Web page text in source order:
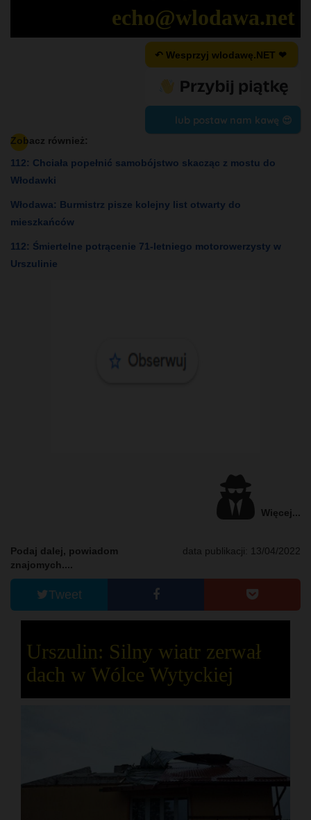
echo@wlodawa.net
↶ Wesprzyj wlodawę.NET ❤
lub postaw nam kawę 😍
Zobacz również:
112: Chciała popełnić samobójstwo skacząc z mostu do
Włodawki
Włodawa: Burmistrz pisze kolejny list otwarty do
mieszkańców
112: Śmiertelne potrącenie 71-letniego motorowerzysty w
Urszulinie
Więcej...
data publikacji: 13/04/2022
Podaj dalej, powiadom
znajomych....
Tweet
Urszulin: Silny wiatr zerwał
dach w Wólce Wytyckiej